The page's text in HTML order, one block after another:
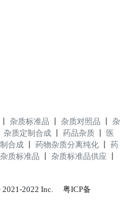
杂质标准品 杂质对照品
杂
杂质定制合成 药品杂质
医
合成 药物杂质分离纯化
药
质标准品 杂质标准品供应
2022 Inc.
粤ICP备